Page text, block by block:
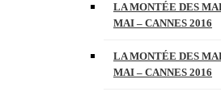
LA MONTÉE DES
MAI – CANNES 2016
LA MONTÉE DES
MAI – CANNES 2016